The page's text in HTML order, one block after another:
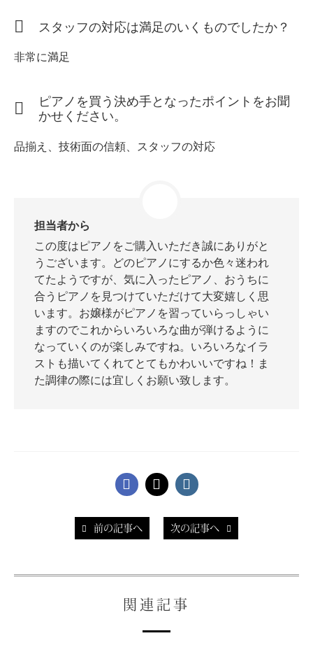
修理
タッチ・音色の調整
ピアノレンタル
スタッフの対応は満足のいくものでしたか？
非常に満足
ピアノを買う決め手となったポイントをお聞
かせください。
品揃え、技術面の信頼、スタッフの対応
担当者から
この度はピアノをご購入いただき誠にありがと
うございます。どのピアノにするか色々迷われ
てたようですが、気に入ったピアノ、おうちに
合うピアノを見つけていただけて大変嬉しく思
います。お嬢様がピアノを習っていらっしゃい
ますのでこれからいろいろな曲が弾けるように
なっていくのが楽しみですね。いろいろなイラ
ストも描いてくれてとてもかわいいですね！ま
た調律の際には宜しくお願い致します。
前の記事へ 次の記事へ
関連記事